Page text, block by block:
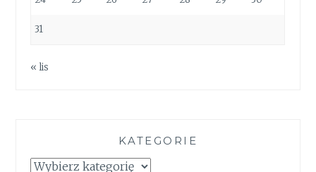
31
« lis
KATEGORIE
Kategorie